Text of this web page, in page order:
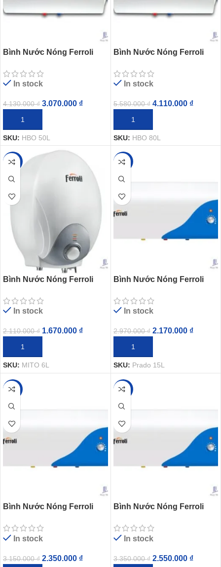
Bình Nước Nóng Ferroli
In stock
4.130.000₫ 3.070.000 ₫
THÊM VÀO GIỎ HÀNG
SKU: HBO 50L
Bình Nước Nóng Ferroli
In stock
5.580.000₫ 4.110.000 ₫
THÊM VÀO GIỎ HÀNG
SKU: HBO 80L
-21%
Bình Nước Nóng Ferroli
Chậu Bếp
In stock
2.110.000₫ 1.670.000 ₫
THÊM VÀO GIỎ HÀNG
SKU: MITO 6L
-27%
Bình Nước Nóng Ferroli
In stock
2.970.000₫ 2.170.000 ₫
THÊM VÀO GIỎ HÀNG
SKU: Prado 15L
-25%
Bình Nước Nóng Ferroli
In stock
3.150.000₫ 2.350.000 ₫
-24%
Bình Nước Nóng Ferroli
In stock
3.350.000₫ 2.550.000 ₫